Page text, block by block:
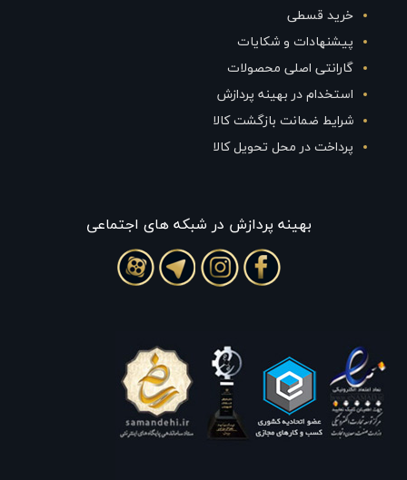
خرید قسطی
پیشنهادات و شکایات
گارانتی اصلی محصولات
استخدام در بهینه پردازش
شرایط ضمانت بازگشت کالا
پرداخت در محل تحویل کالا
بهينه پردازش در شبکه های اجتماعی